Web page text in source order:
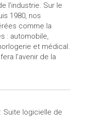
l’industrie. Sur le
1980, nos
comme la
: automobile,
et médical.
l’avenir de la
Suite logicielle de